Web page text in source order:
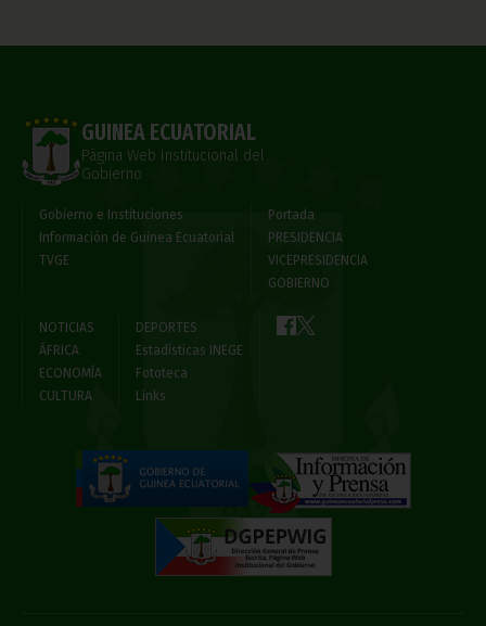
GUINEA ECUATORIAL
Página Web Institucional del
Gobierno
Gobierno e Instituciones
Información de Guinea Ecuatorial
TVGE
Portada
PRESIDENCIA
VICEPRESIDENCIA
GOBIERNO
NOTICIAS
ÁFRICA
ECONOMÍA
CULTURA
DEPORTES
Estadísticas INEGE
Fototeca
Links